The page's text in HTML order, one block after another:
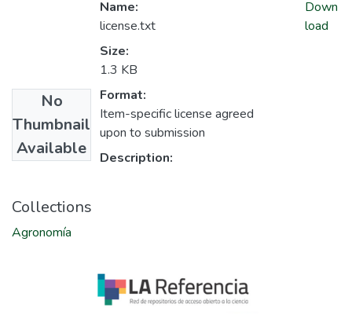
No
Thumbnail
Available
Name:
license.txt
Size:
1.3 KB
Format:
Item-specific license agreed
upon to submission
Description:
Down
load
Collections
Agronomía